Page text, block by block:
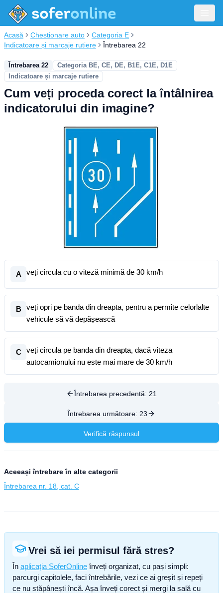
Acasă Chestionare auto
Categoria E
Indicatoare și marcaje rutiere
Întrebarea 22
Întrebarea 22
Categoria BE, CE, DE, B1E, C1E, D1E
Indicatoare și marcaje rutiere
Cum veți proceda corect la întâlnirea
indicatorului din imagine?
A veți circula cu o viteză minimă de 30 km/h
B
veți opri pe banda din dreapta, pentru a permite celorlalte
vehicule să vă depășească
C
veți circula pe banda din dreapta, dacă viteza
autocamionului nu este mai mare de 30 km/h
Întrebarea precedentă: 21
Întrebarea următoare: 23
Verifică răspunsul
Aceeași întrebare în alte categorii
Întrebarea nr. 18, cat. C
Vrei să iei permisul fără stres?
În aplicația SoferOnline înveți organizat, cu pași simpli:
parcurgi capitolele, faci întrebările, vezi ce ai greșit și repeți
ce nu stăpânești încă. Așa înveți corect și mergi la sală cu